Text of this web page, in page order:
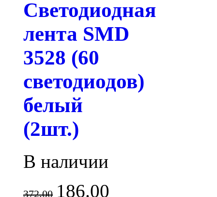
Светодиодная
лента SMD
3528 (60
светодиодов)
белый
(2шт.)
В наличии
372.00 186.00